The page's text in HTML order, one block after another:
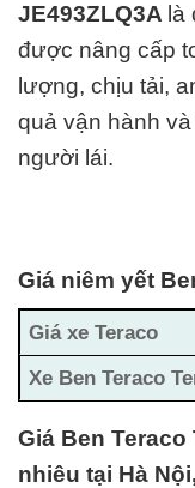
JE493ZLQ3A là
được nâng cấp
lượng, chịu tải,
quả vận hành
người lái.
Giá niêm yết
Giá xe Teraco
Xe Ben Teraco
Giá Ben Teraco
nhiêu tại Hà